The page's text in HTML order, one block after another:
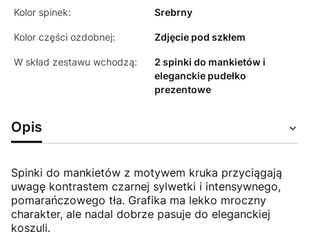
Kolor spinek: Srebrny
Kolor części ozdobnej: Zdjęcie pod szkłem
W skład zestawu wchodzą:
2 spinki do mankietów i
eleganckie pudełko
prezentowe
Opis
Spinki do mankietów z motywem kruka przyciągają
uwagę kontrastem czarnej sylwetki i intensywnego,
pomarańczowego tła. Grafika ma lekko mroczny
charakter, ale nadal dobrze pasuje do eleganckiej
koszuli.